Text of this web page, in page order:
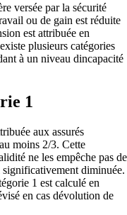
versée par la sécurité
ou de gain est réduite
est attribuée en
plusieurs catégories
à un niveau dincapacité
1
aux assurés
moins 2/3. Cette
ne les empêche pas de
diminuée.
1 est calculé en
en cas dévolution de